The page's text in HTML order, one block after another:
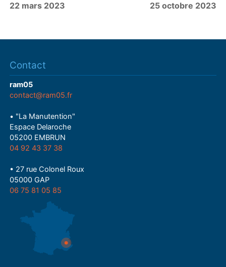
22 mars 2023 25 octobre 2023
Contact
ram05
contact@ram05.fr
• "La Manutention"
Espace Delaroche
05200 EMBRUN
04 92 43 37 38
• 27 rue Colonel Roux
05000 GAP
06 75 81 05 85